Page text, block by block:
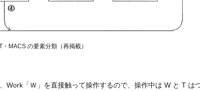
MACS の要素分類（再掲載）
Work「Ｗ」を直接触って操作するので、操作中は W と T は